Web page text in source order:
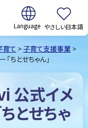
翻訳:
やさしい日本語
育て > 子育て支援事業 >
ちとせちゃん」
公式イメ
とせちゃ